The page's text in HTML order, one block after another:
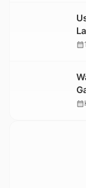
calendar_month
calendar_month